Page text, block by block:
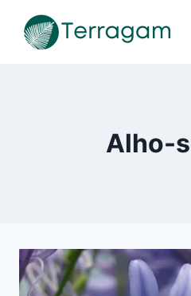
para
Alho-